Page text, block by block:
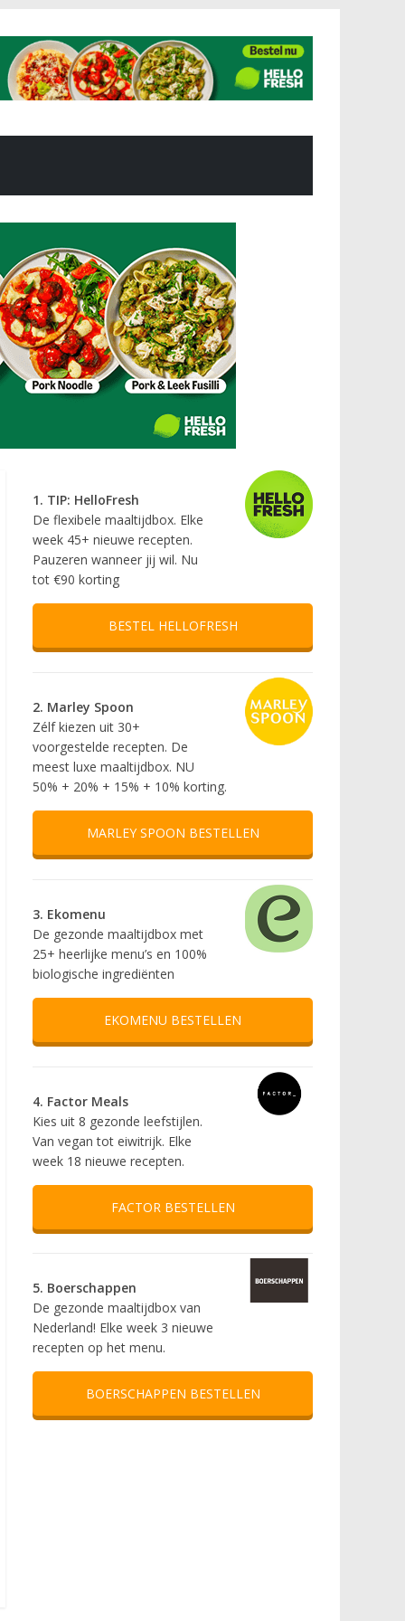
1. TIP: HelloFresh
De flexibele maaltijdbox. Elke
week 45+ nieuwe recepten.
Pauzeren wanneer jij wil. Nu
tot €90 korting
BESTEL HELLOFRESH
2. Marley Spoon
Zélf kiezen uit 30+
voorgestelde recepten. De
meest luxe maaltijdbox. NU
50% + 20% + 15% + 10% korting.
MARLEY SPOON BESTELLEN
3. Ekomenu
De gezonde maaltijdbox met
25+ heerlijke menu’s en 100%
biologische ingrediënten
EKOMENU BESTELLEN
4. Factor Meals
Kies uit 8 gezonde leefstijlen.
Van vegan tot eiwitrijk. Elke
week 18 nieuwe recepten.
FACTOR BESTELLEN
5. Boerschappen
De gezonde maaltijdbox van
Nederland! Elke week 3 nieuwe
recepten op het menu.
BOERSCHAPPEN BESTELLEN